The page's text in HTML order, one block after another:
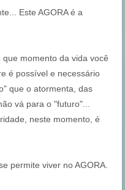
Este AGORA é a
momento da vida você
é possível e necessário
que o atormenta, das
vá para o "futuro"...
neste momento, é
permite viver no AGORA.